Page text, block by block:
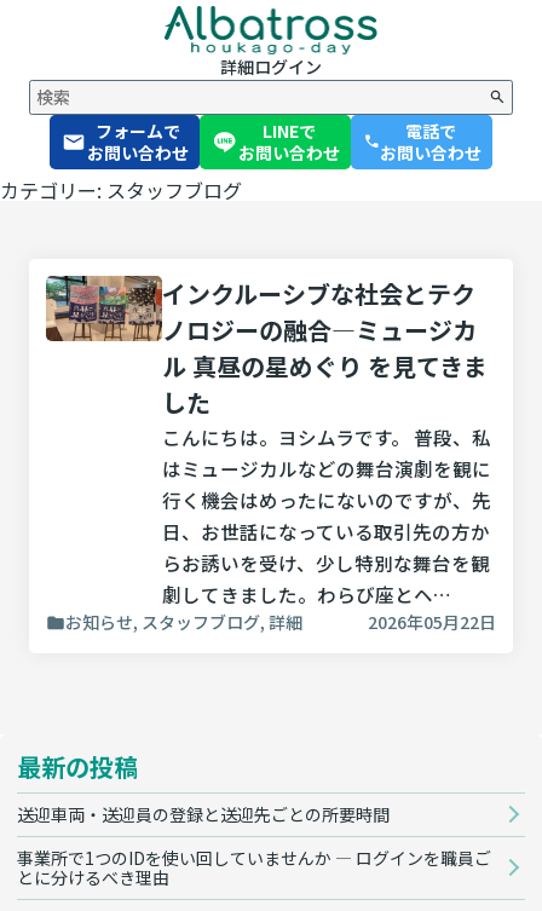
詳細ログイン
フォームで
お問い合わせ
LINEで
お問い合わせ
phone
電話で
お問い合わせ
カテゴリー: スタッフブログ
インクルーシブな社会とテク
ノロジーの融合―ミュージカ
ル 真昼の星めぐり を見てきま
した
こんにちは。ヨシムラです。 普段、私
はミュージカルなどの舞台演劇を観に
行く機会はめったにないのですが、先
日、お世話になっている取引先の方か
らお誘いを受け、少し特別な舞台を観
劇してきました。わらび座とヘ…
お知らせ, スタッフブログ, 詳細 2026年05月22日
最新の投稿
送迎車両・送迎員の登録と送迎先ごとの所要時間
事業所で1つのIDを使い回していませんか — ログインを職員ご
とに分けるべき理由